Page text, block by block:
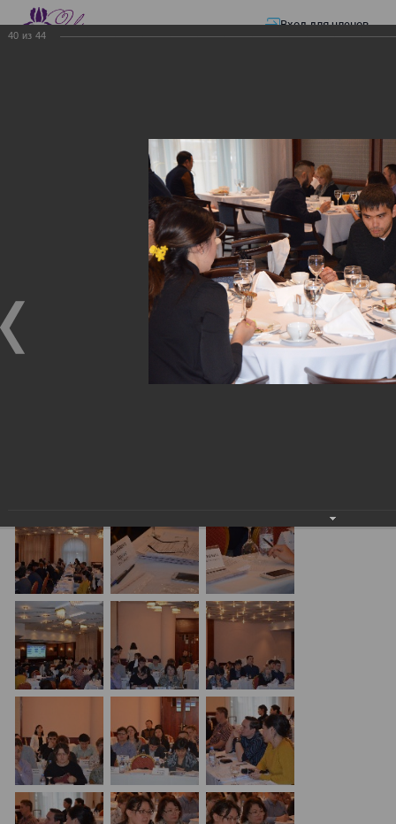
Вход для членов
Презентации—
ЭЛЕКТРОННЫЕ СЧЕТА-ФАКТУРЫ.
ЭЛЕКТРОННЫЕ СЧЕТА-
ФАКТУРЫ. ВИРТУАЛЬНЫЙ
ЭЛЕКТРОННЫЕ СЧЕТА-ФАКТУРЫ. ВИРТУАЛЬНЫЙ
СКЛАД.
Семинар с КГД и разработчиками
40 из 44